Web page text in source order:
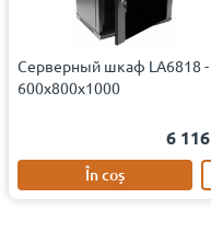
Серверный шкаф LA6818 -
600x800x1000
6 116
În coș